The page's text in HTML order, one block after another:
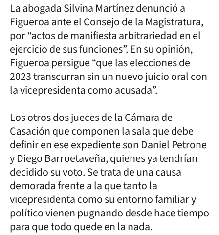
La abogada Silvina Martínez denunció a
Figueroa ante el Consejo de la Magistratura,
por “actos de manifiesta arbitrariedad en el
ejercicio de sus funciones”. En su opinión,
Figueroa persigue “que las elecciones de
2023 transcurran sin un nuevo juicio oral con
la vicepresidenta como acusada”.
Los otros dos jueces de la Cámara de
Casación que componen la sala que debe
definir en ese expediente son Daniel Petrone
y Diego Barroetaveña, quienes ya tendrían
decidido su voto. Se trata de una causa
demorada frente a la que tanto la
vicepresidenta como su entorno familiar y
político vienen pugnando desde hace tiempo
para que todo quede en la nada.